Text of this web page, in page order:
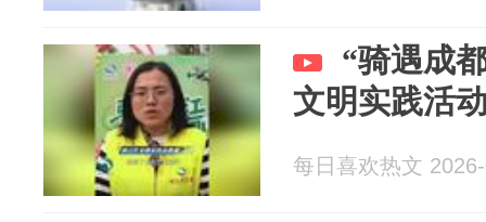
“骑遇成
文明实践活
每日喜欢热文